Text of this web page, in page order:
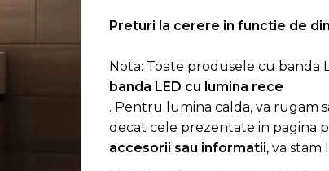
Preturi la cerere in functie de
Nota: Toate produsele cu banda
banda LED cu lumina rece
. Pentru lumina calda, va rugam
decat cele prezentate in pagina
accesorii sau informatii, va stam